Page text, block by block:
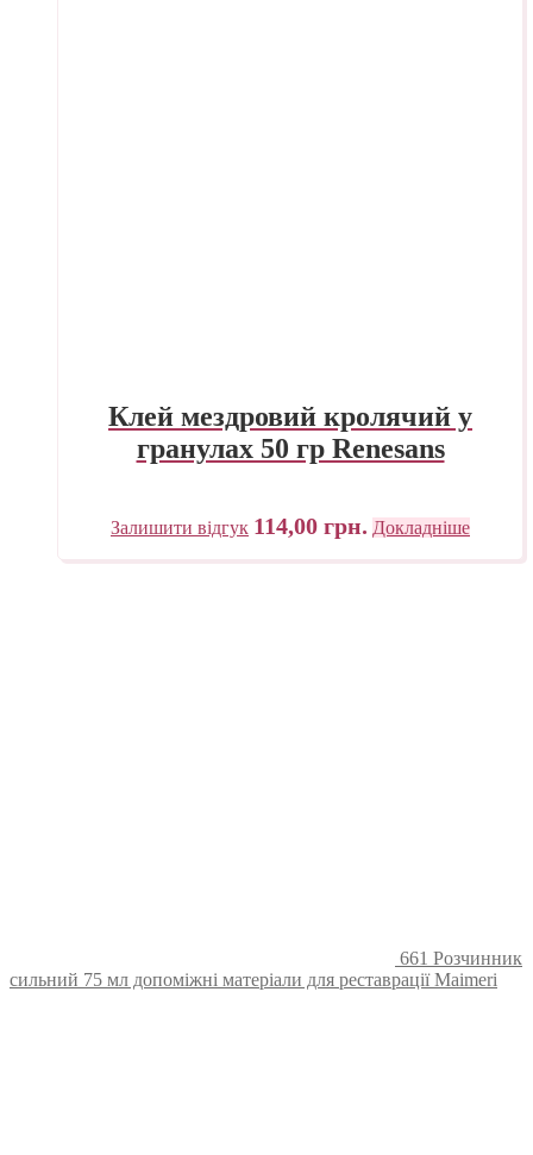
Клей мездровий кролячий у
гранулах 50 гр Renesans
Залишити відгук 114,00 грн. Докладніше
661 Розчинник
сильний 75 мл допоміжні матеріали для реставрації Maimeri